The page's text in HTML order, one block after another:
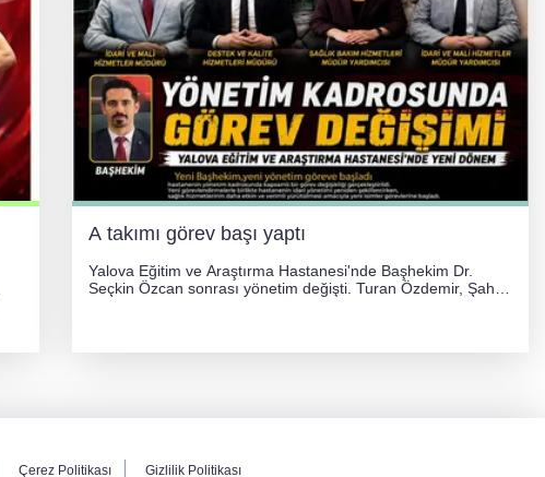
A takımı görev başı yaptı
Yalova Eğitim ve Araştırma Hastanesi'nde Başhekim Dr.
Seçkin Özcan sonrası yönetim değişti. Turan Özdemir, Şahin
Çerez Politikası Gizlilik Politikası